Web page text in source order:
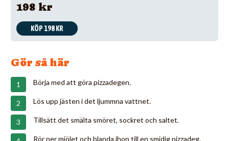
198 kr
KÖP 198 KR
Gör så här
Börja med att göra pizzadegen.
Lös upp jästen i det ljummna vattnet.
Tillsätt det smälta smöret, sockret och saltet.
Rör ner mjölet och blanda ihop till en smidig pizzadeg.